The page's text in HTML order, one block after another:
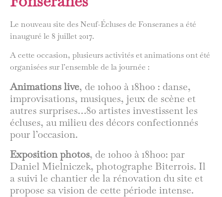
Le nouveau site des Neuf-Écluses de Fonseranes a été
inauguré le 8 juillet 2017.
A cette occasion, plusieurs activités et animations ont été
organisées sur l’ensemble de la journée :
Animations live, de 10h00 à 18h00 : danse,
improvisations, musiques, jeux de scène et
autres surprises…80 artistes investissent les
écluses, au milieu des décors confectionnés
pour l’occasion.
Exposition photos, de 10h00 à 18h00: par
Daniel Mielniczek, photographe Biterrois. Il
a suivi le chantier de la rénovation du site et
propose sa vision de cette période intense.